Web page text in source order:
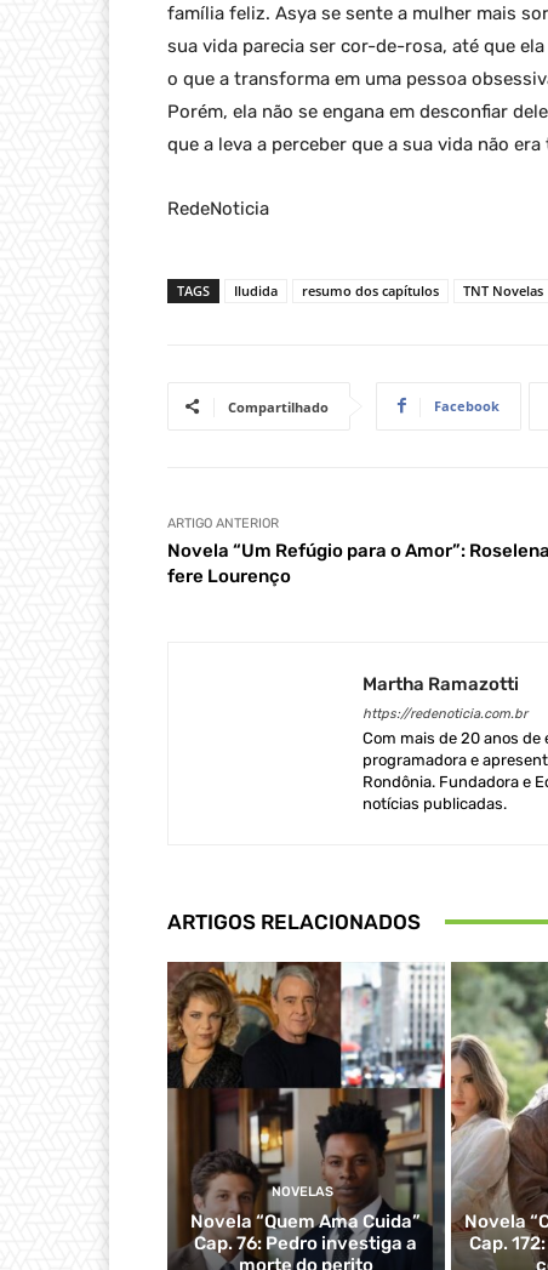
família feliz. Asya se sente a mulher mais
sua vida parecia ser cor-de-rosa, até que
o que a transforma em uma pessoa
Porém, ela não se engana em desconfiar
que a leva a perceber que a sua vida não
RedeNoticia
TAGS Iludida resumo dos capítulos TNT Novelas
Compartilhado Facebook
ARTIGO ANTERIOR
Novela “Um Refúgio para o Amor”: Roselena
fere Lourenço
Martha Ramazotti
https://redenoticia.com.br
Com mais de 20 anos
programadora e
Rondônia. Fundadora e
notícias publicadas.
ARTIGOS RELACIONADOS
NOVELAS
Novela “Quem Ama Cuida”
Cap. 76: Pedro investiga a
morte do perito
Novela
Cap.